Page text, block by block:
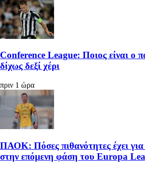
Conference League: Ποιος είναι ο
δίχως δεξί χέρι
πριν 1 ώρα
ΠΑΟΚ: Πόσες πιθανότητες έχει
στην επόμενη φάση του Europa